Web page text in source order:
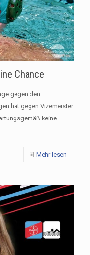
Chance
gegen den
hat gegen Vizemeister
keine
Mehr lesen